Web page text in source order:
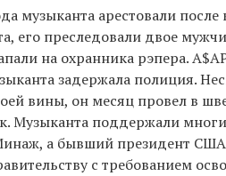
музыканта арестовали
его преследовали двое
на охранника рэпера.
задержала полиция.
вины, он месяц провел в
Музыканта поддержали
а бывший президент
с требованием